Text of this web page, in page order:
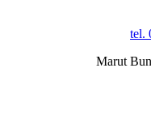
tel.
Marut